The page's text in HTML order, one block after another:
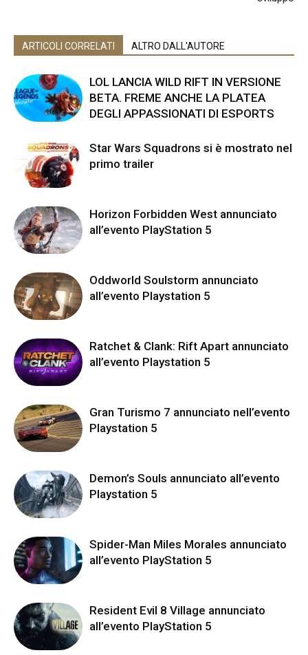
ARTICOLI CORRELATI ALTRO DALL'AUTORE
LOL LANCIA WILD RIFT IN VERSIONE
BETA. FREME ANCHE LA PLATEA
DEGLI APPASSIONATI DI ESPORTS
Star Wars Squadrons si è mostrato nel
primo trailer
Horizon Forbidden West annunciato
all’evento PlayStation 5
Oddworld Soulstorm annunciato
all’evento Playstation 5
Ratchet & Clank: Rift Apart annunciato
all’evento Playstation 5
Gran Turismo 7 annunciato nell’evento
Playstation 5
Demon’s Souls annunciato all’evento
Playstation 5
Spider-Man Miles Morales annunciato
all’evento PlayStation 5
Resident Evil 8 Village annunciato
all’evento PlayStation 5